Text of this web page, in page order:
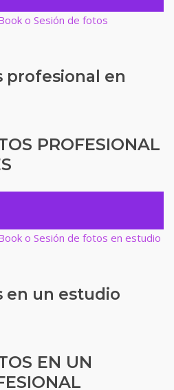
profesional en
PROFESIONAL
en un estudio
EN UN